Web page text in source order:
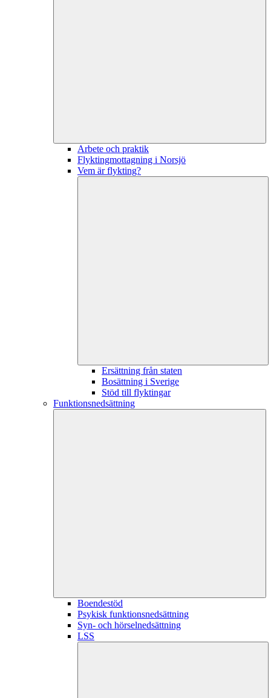
Arbete och praktik
Flyktingmottagning i Norsjö
Vem är flykting?
Ersättning från staten
Bosättning i Sverige
Stöd till flyktingar
Funktionsnedsättning
Boendestöd
Psykisk funktionsnedsättning
Syn- och hörselnedsättning
LSS